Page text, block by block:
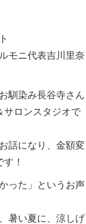
モニ代表吉川里奈
馴染み長谷寺さん
サロンスタジオで
話になり、金額変
！
った」というお声
暑い夏に、涼しげ